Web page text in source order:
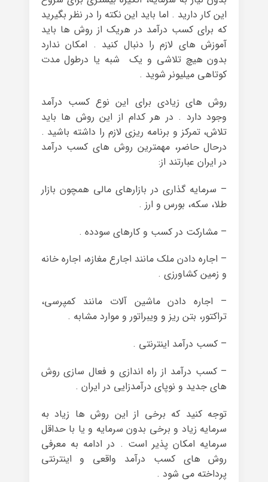
این کار دارید . اما باید این نکته را در نظر بگیرید
که برای کسب درآمد در هریک از روش ها باید
آموزش های لازم را دنبال کنید . امکان ندارد
بدون هیچ تلاشی و یک شبه یا درطول مدت
کوتاهی میلیونر شوید .
روش های زیادی برای این نوع کسب درآمد
وجود دارد . در هر کدام از این روش ها باید
تلاش، تمرکز و برنامه ریزی لازم را داشته باشید .
درحال حاضر، مهمترین روش های کسب درآمد
در ایران عبارتند از:
– سرمایه گذاری در بازارهای مالی همچون بازار
طلا، سکه، بورس و ارز .
– مشارکت در کسب و کارهای سودده .
– اجاره دادن ملک مانند اجارع مغازه، اجاره خانه
و زمین کشاورزی .
– اجاره دادن ماشین آلات مانند کمپرسی،
تراکتور، بتن ریز و ویبراتور و موارد مشابه .
– کسب درآمد اینترنتی .
– کسب درآمد از راه اندازی و فعال سازی روش
های جدید و نوپای درآمدزایی در ایران .
توجه کنید که برخی از این روش ها زیاد به
سرمایه زیاد و برخی بدون سرمایه و یا با حداقل
سرمایه امکان پذیر است . در ادامه به معرفی
روش های کسب درآمد واقعی و اینترنتی
پرداخته می شود .